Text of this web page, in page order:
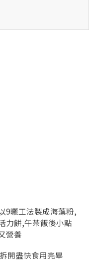
9曬工法製成海藻粉,
力餅,午茶飯後小點
營養
開盡快食用完畢